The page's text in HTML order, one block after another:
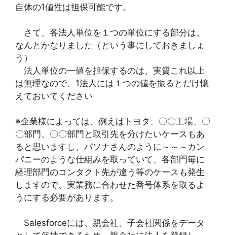
自体の1値性は担保可能です。
さて、各法人単位を１つの単位にする部分は、
なんとかなりました（という事にしておきましょ
う）
法人単位の一値を担保するのは、実質これ以上
は無理なので、1法人には１つの値を振るとだけ憶
えておいてください
※企業様によっては、例えばトヨタ、〇〇工場、〇
〇部門、〇〇部門と取引先を分けたいケースもあ
ると思いますし、パソナさんのように～～～カン
パニーのような仕組みを取っていて、各部門毎に
経理部門のコンタクト先が違う等のケースも発生
しますので、実業務に合わせた番号体系を取るよ
うにする必要があります。
Salesforceには、親会社、子会社関係をデータ